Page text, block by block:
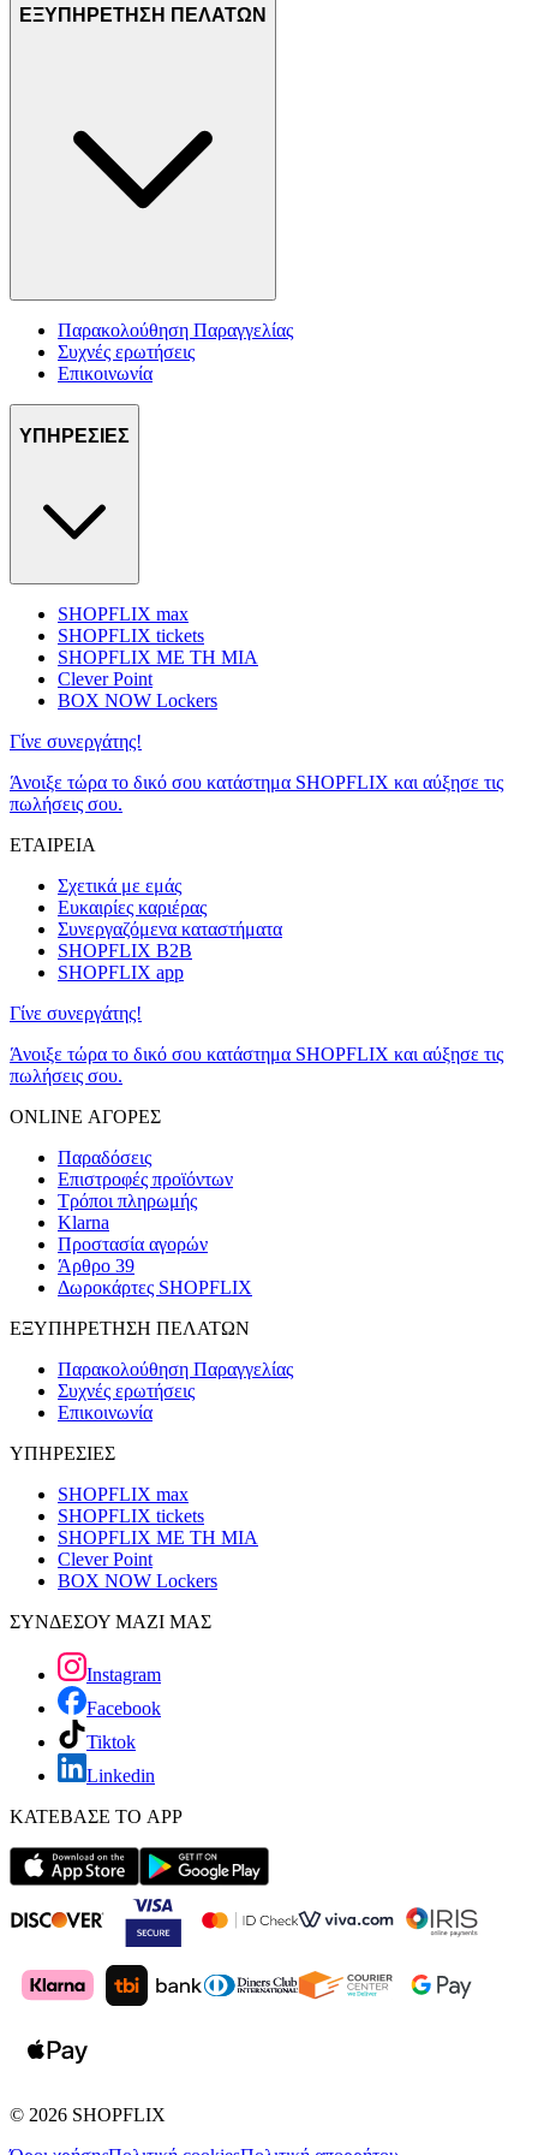
ΕΞΥΠΗΡΕΤΗΣΗ ΠΕΛΑΤΩΝ
Παρακολούθηση Παραγγελίας
Συχνές ερωτήσεις
Επικοινωνία
ΥΠΗΡΕΣΙΕΣ
SHOPFLIX max
SHOPFLIX tickets
SHOPFLIX ΜΕ ΤΗ ΜΙΑ
Clever Point
BOX NOW Lockers
Γίνε συνεργάτης!
Άνοιξε τώρα το δικό σου κατάστημα SHOPFLIX και αύξησε τις
πωλήσεις σου.
ΕΤΑΙΡΕΙΑ
Σχετικά με εμάς
Ευκαιρίες καριέρας
Συνεργαζόμενα καταστήματα
SHOPFLIX B2B
SHOPFLIX app
Γίνε συνεργάτης!
Άνοιξε τώρα το δικό σου κατάστημα SHOPFLIX και αύξησε τις
πωλήσεις σου.
ONLINE ΑΓΟΡΕΣ
Παραδόσεις
Επιστροφές προϊόντων
Τρόποι πληρωμής
Klarna
Προστασία αγορών
Άρθρο 39
Δωροκάρτες SHOPFLIX
ΕΞΥΠΗΡΕΤΗΣΗ ΠΕΛΑΤΩΝ
Παρακολούθηση Παραγγελίας
Συχνές ερωτήσεις
Επικοινωνία
ΥΠΗΡΕΣΙΕΣ
SHOPFLIX max
SHOPFLIX tickets
SHOPFLIX ΜΕ ΤΗ ΜΙΑ
Clever Point
BOX NOW Lockers
ΣΥΝΔΕΣΟΥ ΜΑΖΙ ΜΑΣ
Instagram
Facebook
Tiktok
Linkedin
ΚΑΤΕΒΑΣΕ ΤΟ APP
© 2026 SHOPFLIX